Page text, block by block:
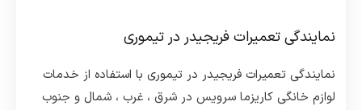
نمایندگی تعمیرات فریجیدر در تیموری
نمایندگی تعمیرات فریجیدر در تیموری با استفاده از خدمات
لوازم خانگی کاریزما سرویس در شرق ، غرب ، شمال و جنوب